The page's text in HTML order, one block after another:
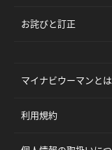
お詫びと訂正
マイナビウーマンとは
利用規約